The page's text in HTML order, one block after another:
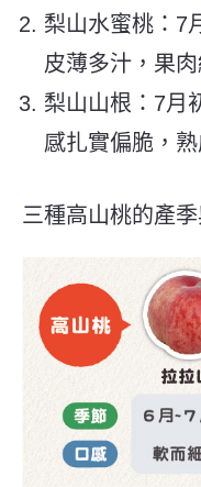
梨山水蜜桃 ：7
皮薄多汁，果肉
梨山山根 ：7月
感扎實偏脆，
三種高山桃的產